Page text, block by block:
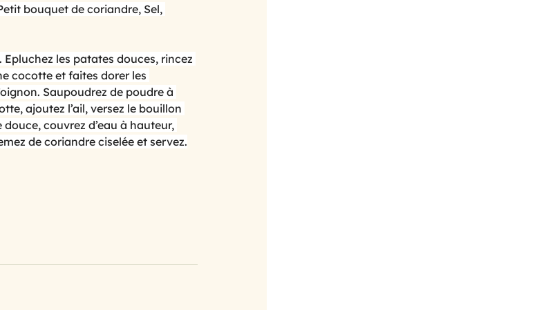
la plancha
bouquet de coriandre, Sel,
Epluchez les patates douces, rincez
cocotte et faites dorer les
Saupoudrez de poudre à
ajoutez l’ail, versez le bouillon
couvrez d’eau à hauteur,
de coriandre ciselée et servez.